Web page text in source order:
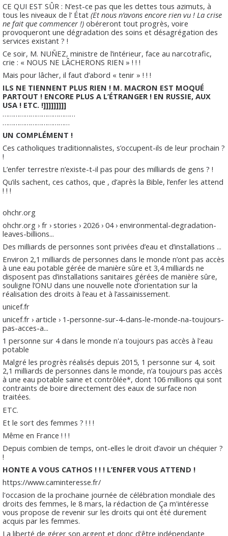
CE QUI EST SÛR : N’est-ce pas que les dettes tous azimuts, à
tous les niveaux de l’ État (Et nous n’avons encore rien vu ! La crise
ne fait que commencer !) obéreront tout progrès, voire
provoqueront une dégradation des soins et désagrégation des
services existant ? !
Ce soir, M. NUÑEZ, ministre de l’intérieur, face au narcotrafic,
crie : « NOUS NE LÂCHERONS RIEN » ! ! !
Mais pour lâcher, il faut d’abord « tenir » ! ! !
ILS NE TIENNENT PLUS RIEN ! M. MACRON EST MOQUÉ
PARTOUT ! ENCORE PLUS A L’ÉTRANGER ! EN RUSSIE, AUX
USA ! ETC. !]]]]]]]]]
…………………………………
………………………………
UN COMPLÉMENT !
Ces catholiques traditionnalistes, s’occupent-ils de leur prochain ?
!
L’enfer terrestre n’existe-t-il pas pour des milliards de gens ? !
Qu’ils sachent, ces cathos, que , d’après la Bible, l’enfer les attend
! ! !
ohchr.org
ohchr.org › fr › stories › 2026 › 04 › environmental-degradation-
leaves-billions...
Des milliards de personnes sont privées d’eau et d’installations ...
Environ 2,1 milliards de personnes dans le monde n’ont pas accès
à une eau potable gérée de manière sûre et 3,4 milliards ne
disposent pas d’installations sanitaires gérées de manière sûre,
souligne l’ONU dans une nouvelle note d’orientation sur la
réalisation des droits à l’eau et à l’assainissement.
unicef.fr
unicef.fr › article › 1-personne-sur-4-dans-le-monde-na-toujours-
pas-acces-a...
1 personne sur 4 dans le monde n'a toujours pas accès à l'eau
potable
Malgré les progrès réalisés depuis 2015, 1 personne sur 4, soit
2,1 milliards de personnes dans le monde, n’a toujours pas accès
à une eau potable saine et contrôlée*, dont 106 millions qui sont
contraints de boire directement des eaux de surface non
traitées.
ETC.
Et le sort des femmes ? ! ! !
Même en France ! ! !
Depuis combien de temps, ont-elles le droit d’avoir un chéquier ?
!
HONTE A VOUS CATHOS ! ! ! L’ENFER VOUS ATTEND !
https://www.caminteresse.fr/
l'occasion de la prochaine journée de célébration mondiale des
droits des femmes, le 8 mars, la rédaction de Ça m'intéresse
vous propose de revenir sur les droits qui ont été durement
acquis par les femmes.
La liberté de gérer son argent et donc d'être indépendante